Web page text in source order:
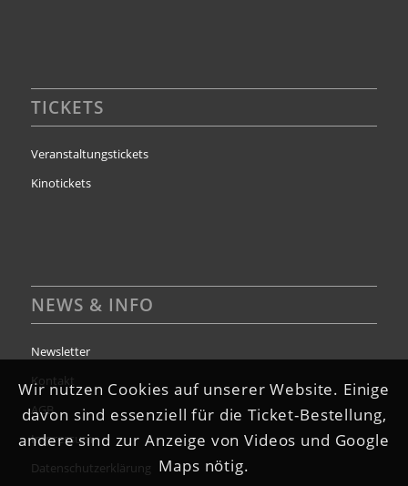
TICKETS
Veranstaltungstickets
Kinotickets
NEWS & INFO
Newsletter
Kontakt
AGB
Impressum
Datenschutzerklärung
Wir nutzen Cookies auf unserer Website. Einige
davon sind essenziell für die Ticket-Bestellung,
andere sind zur Anzeige von Videos und Google
Maps nötig.